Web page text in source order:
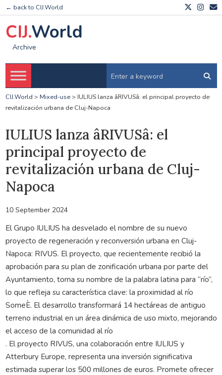
← back to CIJ.World
CIJ.World
Archive
CIJ.World > Mixed-use> IULIUS lanza âRIVUSâ: el principal proyecto de
revitalización urbana de Cluj-Napoca
IULIUS lanza âRIVUSâ: el
principal proyecto de
revitalización urbana de Cluj-
Napoca
10 September 2024
El Grupo IULIUS ha desvelado el nombre de su nuevo
proyecto de regeneración y reconversión urbana en Cluj-
Napoca: RIVUS. El proyecto, que recientemente recibió la
aprobación para su plan de zonificación urbana por parte del
Ayuntamiento, toma su nombre de la palabra latina para “río”,
lo que refleja su característica clave: la proximidad al río
SomeÈ. El desarrollo transformará 14 hectáreas de antiguo
terreno industrial en un área dinámica de uso mixto, mejorando
el acceso de la comunidad al río
. El proyecto RIVUS, una colaboración entre IULIUS y
Atterbury Europe, representa una inversión significativa
estimada superar los 500 millones de euros. Promete ofrecer